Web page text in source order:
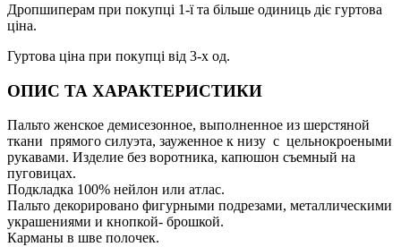
Дропшиперам при покупці 1-ї та більше одиниць діє гуртова
ціна.
Гуртова ціна при покупці від 3-х од.
ОПИС ТА ХАРАКТЕРИСТИКИ
Пальто женское демисезонное, выполненное из шерстяной
ткани прямого силуэта, зауженное к низу с цельнокроеными
рукавами. Изделие без воротника, капюшон съемный на
пуговицах.
Подкладка 100% нейлон или атлас.
Пальто декорировано фигурными подрезами, металлическими
украшениями и кнопкой- брошкой.
Карманы в шве полочек.